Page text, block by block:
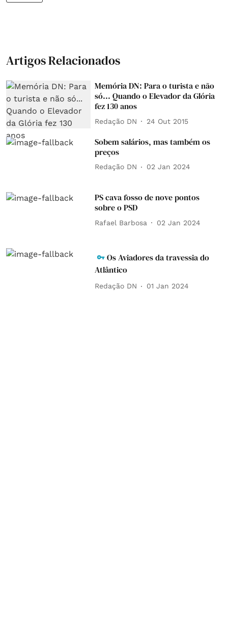
Artigos Relacionados
Memória DN: Para o turista e não
só... Quando o Elevador da Glória
fez 130 anos
Redação DN 24 Out 2015
Sobem salários, mas também os
preços
Redação DN 02 Jan 2024
PS cava fosso de nove pontos
sobre o PSD
Rafael Barbosa 02 Jan 2024
Os Aviadores da travessia do
Atlântico
Redação DN 01 Jan 2024